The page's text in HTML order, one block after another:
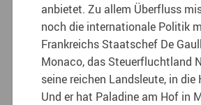
anbietet. Zu allem Überfluss
noch die internationale Politik
Frankreichs Staatschef De
Monaco, das Steuerfluchtland
seine reichen Landsleute, in die
Und er hat Paladine am Hof in